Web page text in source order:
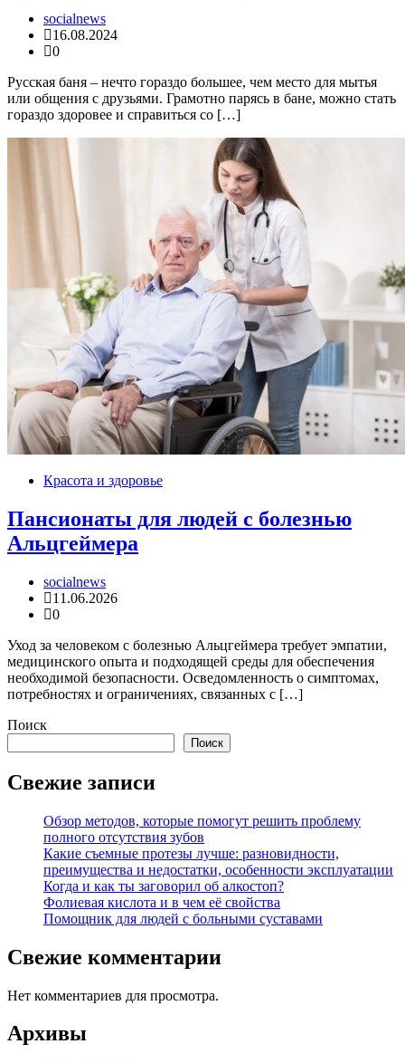
socialnews
16.08.2024
0
Русская баня – нечто гораздо большее, чем место для мытья
или общения с друзьями. Грамотно парясь в бане, можно стать
гораздо здоровее и справиться со […]
Красота и здоровье
Пансионаты для людей с болезнью
Альцгеймера
socialnews
11.06.2026
0
Уход за человеком с болезнью Альцгеймера требует эмпатии,
медицинского опыта и подходящей среды для обеспечения
необходимой безопасности. Осведомленность о симптомах,
потребностях и ограничениях, связанных с […]
Поиск
Поиск
Свежие записи
Обзор методов, которые помогут решить проблему
полного отсутствия зубов
Какие съемные протезы лучше: разновидности,
преимущества и недостатки, особенности эксплуатации
Когда и как ты заговорил об алкостоп?
Фолиевая кислота и в чем её свойства
Помощник для людей с больными суставами
Свежие комментарии
Нет комментариев для просмотра.
Архивы